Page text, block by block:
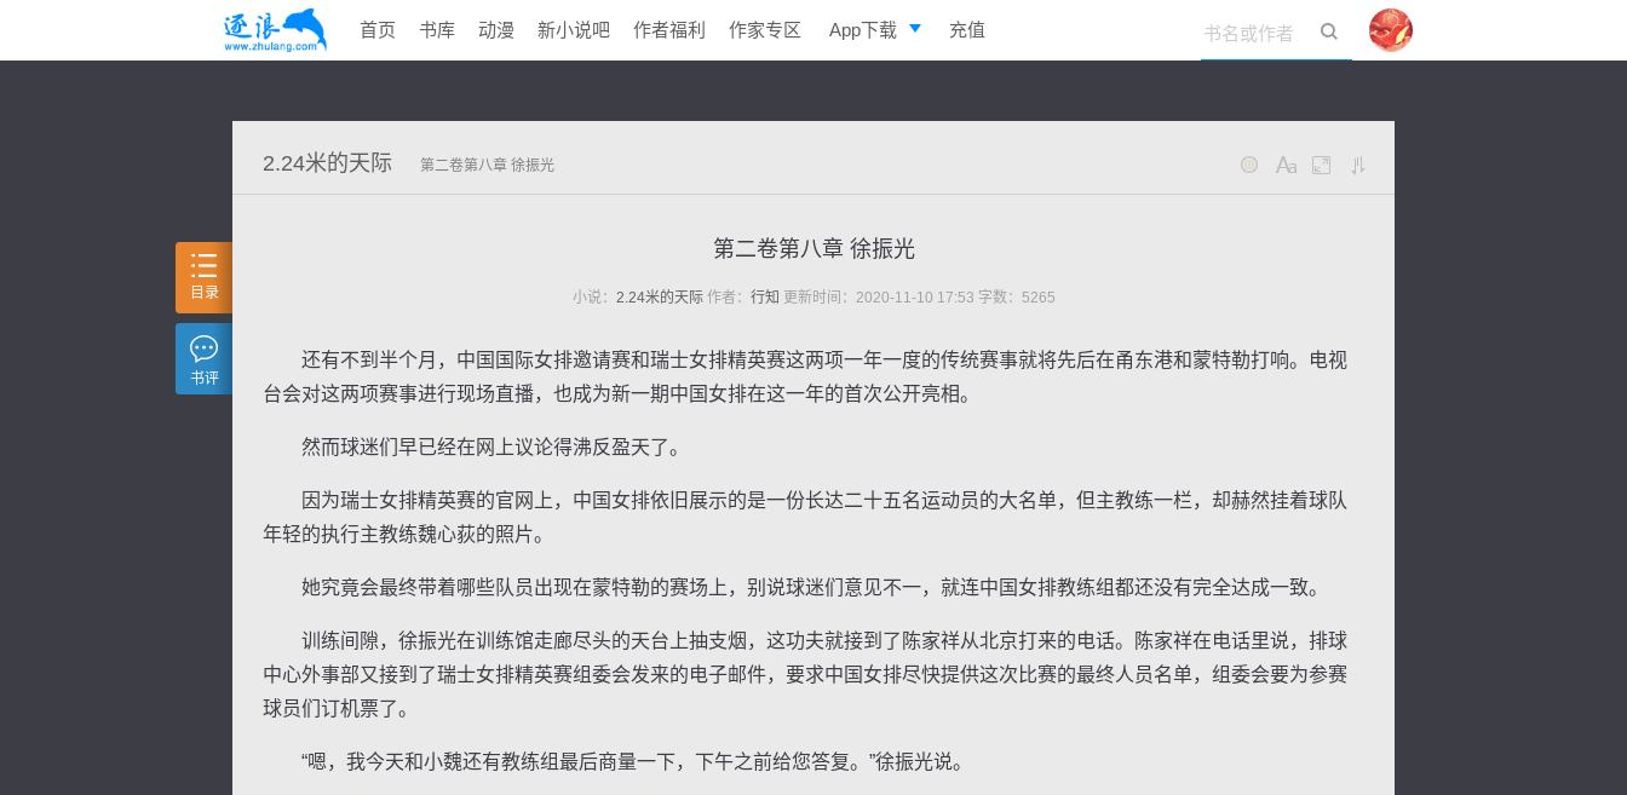
首页 书库 动漫 新小说吧 作者福利 作家专区 App下载 充值
2.24米的天际 第二卷第八章 徐振光
第二卷第八章 徐振光
小说： 2.24米的天际作者： 行知 更新时间：2020-11-10 17:53 字数：5265
还有不到半个月，中国国际女排邀请赛和瑞士女排精英赛这两项一年一度的传统赛事就将先后在甬东港和蒙特勒打响。电视
台会对这两项赛事进行现场直播，也成为新一期中国女排在这一年的首次公开亮相。
然而球迷们早已经在网上议论得沸反盈天了。
因为瑞士女排精英赛的官网上，中国女排依旧展示的是一份长达二十五名运动员的大名单，但主教练一栏，却赫然挂着球队
年轻的执行主教练魏心荻的照片。
她究竟会最终带着哪些队员出现在蒙特勒的赛场上，别说球迷们意见不一，就连中国女排教练组都还没有完全达成一致。
训练间隙，徐振光在训练馆走廊尽头的天台上抽支烟，这功夫就接到了陈家祥从北京打来的电话。陈家祥在电话里说，排球
中心外事部又接到了瑞士女排精英赛组委会发来的电子邮件，要求中国女排尽快提供这次比赛的最终人员名单，组委会要为参赛
球员们订机票了。
“嗯，我今天和小魏还有教练组最后商量一下，下午之前给您答复。”徐振光说。
目录
书评